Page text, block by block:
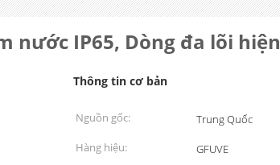
IP65, Dòng đa lõi hiện
Thông tin cơ bản
Nguồn gốc:
Trung Quốc
Hàng hiệu:
GFUVE